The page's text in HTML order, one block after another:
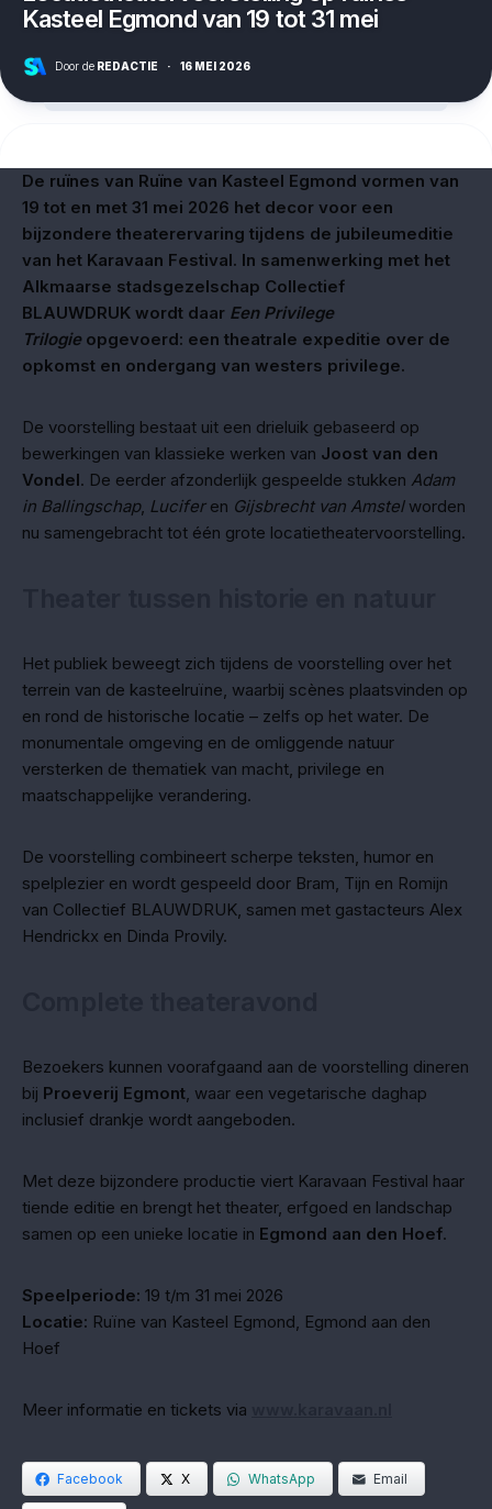
Kasteel Egmond van 19 tot 31 mei
Door de REDACTIE · 16 MEI 2026
De ruïnes van Ruïne van Kasteel Egmond vormen van
19 tot en met 31 mei 2026 het decor voor een
bijzondere theaterervaring tijdens de jubileumeditie
van het Karavaan Festival. In samenwerking met het
Alkmaarse stadsgezelschap Collectief
BLAUWDRUK wordt daar Een Privilege
Trilogieopgevoerd: een theatrale expeditie over de
opkomst en ondergang van westers privilege.
De voorstelling bestaat uit een drieluik gebaseerd op
bewerkingen van klassieke werken van Joost van den
Vondel. De eerder afzonderlijk gespeelde stukken Adam
in Ballingschap, Luciferen Gijsbrecht van Amstelworden
nu samengebracht tot één grote locatietheatervoorstelling.
Het publiek beweegt zich tijdens de voorstelling over het
terrein van de kasteelruïne, waarbij scènes plaatsvinden op
en rond de historische locatie – zelfs op het water. De
monumentale omgeving en de omliggende natuur
versterken de thematiek van macht, privilege en
maatschappelijke verandering.
De voorstelling combineert scherpe teksten, humor en
spelplezier en wordt gespeeld door Bram, Tijn en Romijn
van Collectief BLAUWDRUK, samen met gastacteurs Alex
Hendrickx en Dinda Provily.
Bezoekers kunnen voorafgaand aan de voorstelling dineren
bij Proeverij Egmont, waar een vegetarische daghap
inclusief drankje wordt aangeboden.
Met deze bijzondere productie viert Karavaan Festival haar
tiende editie en brengt het theater, erfgoed en landschap
samen op een unieke locatie in Egmond aan den Hoef.
Speelperiode: 19 t/m 31 mei 2026
Locatie: Ruïne van Kasteel Egmond, Egmond aan den
Hoef
Meer informatie en tickets via
Facebook X WhatsApp Email